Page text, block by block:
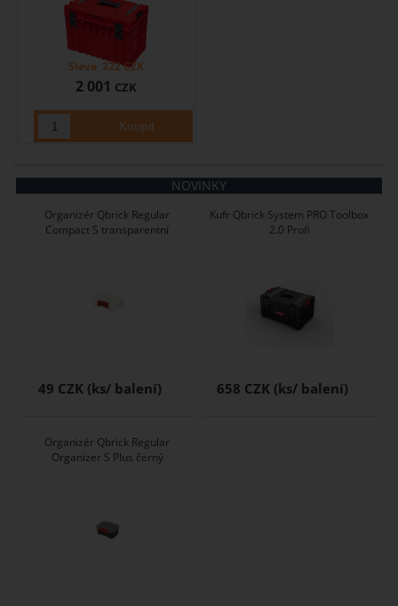
2 001 CZK
Sleva 222CZK
NOVINKY
Organizér Qbrick Regular
Compact S transparentní
49 CZK
Kufr Qbrick System PRO Toolbox
2.0 Profi
658 CZK
Organizér Qbrick Regular
Organizer S Plus černý